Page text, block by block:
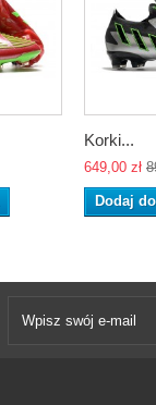
Korki...
649,00 zł
Dodaj